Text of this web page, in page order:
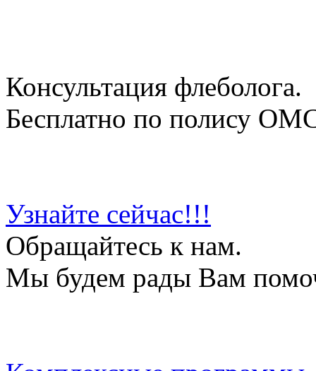
Консультация флеболога.
Бесплатно по полису
Узнайте сейчас!!!
Обращайтесь к нам.
Мы будем рады Вам